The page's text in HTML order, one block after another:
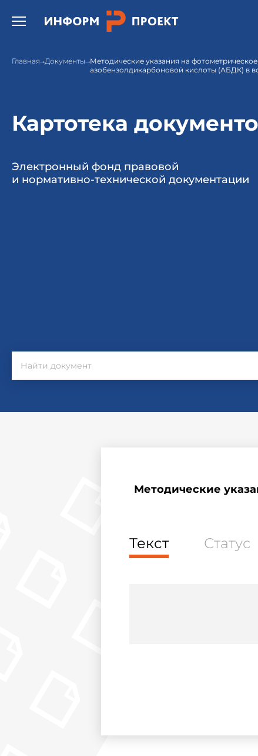
Открыть бургер меню.
Главная Документы Методические указания на
азобензолдикарбоновой кислоты (АБДК) в
Картотека
Электронный фонд правовой
и нормативно-технической документации
Методические
Текст Статус